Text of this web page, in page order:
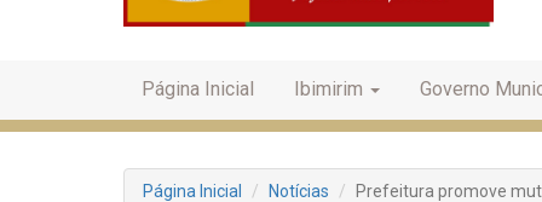
Página Inicial Ibimirim Governo
Página Inicial Notícias Prefeitura promove